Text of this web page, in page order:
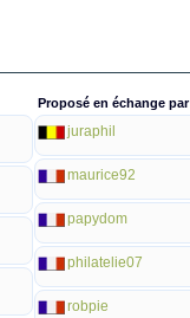
Proposé en échange par
juraphil
maurice92
papydom
philatelie07
robpie